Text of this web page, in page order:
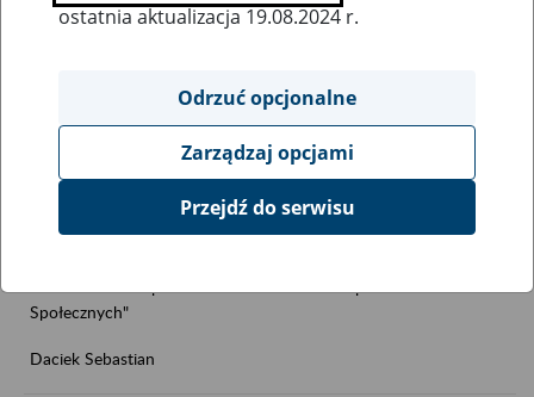
2013-11-5
Społecznych"
Daciek Sebastian
ostatnia aktualizacja 19.08.2024 r.
Odrzuć opcjonalne
Zarządzaj opcjami
Przejdź do serwisu